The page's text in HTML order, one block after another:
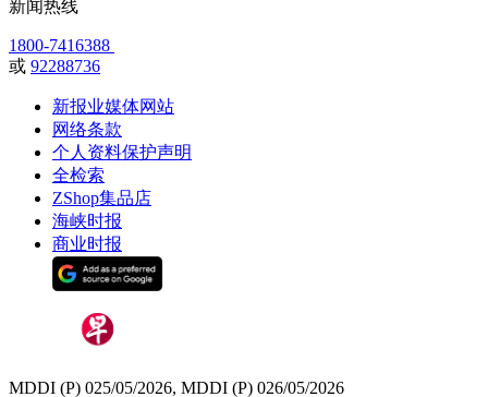
新闻热线
1800-7416388
或 92288736
新报业媒体网站
网络条款
个人资料保护声明
全检索
ZShop集品店
海峡时报
商业时报
MDDI (P) 025/05/2026, MDDI (P) 026/05/2026